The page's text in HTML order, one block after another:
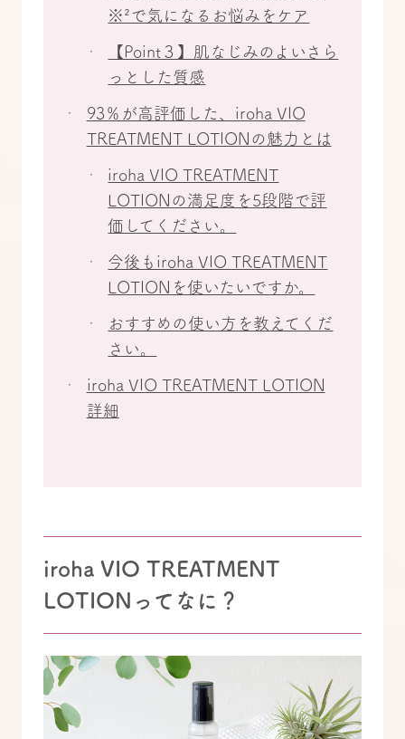
※²で気になるお悩みをケア
【Point３】肌なじみのよいさら
っとした質感
93％が高評価した、iroha VIO
TREATMENT LOTIONの魅力とは
iroha VIO TREATMENT
LOTIONの満足度を5段階で評
価してください。
今後もiroha VIO TREATMENT
LOTIONを使いたいですか。
おすすめの使い方を教えてくだ
さい。
iroha VIO TREATMENT LOTION
詳細
iroha VIO TREATMENT
LOTIONってなに？